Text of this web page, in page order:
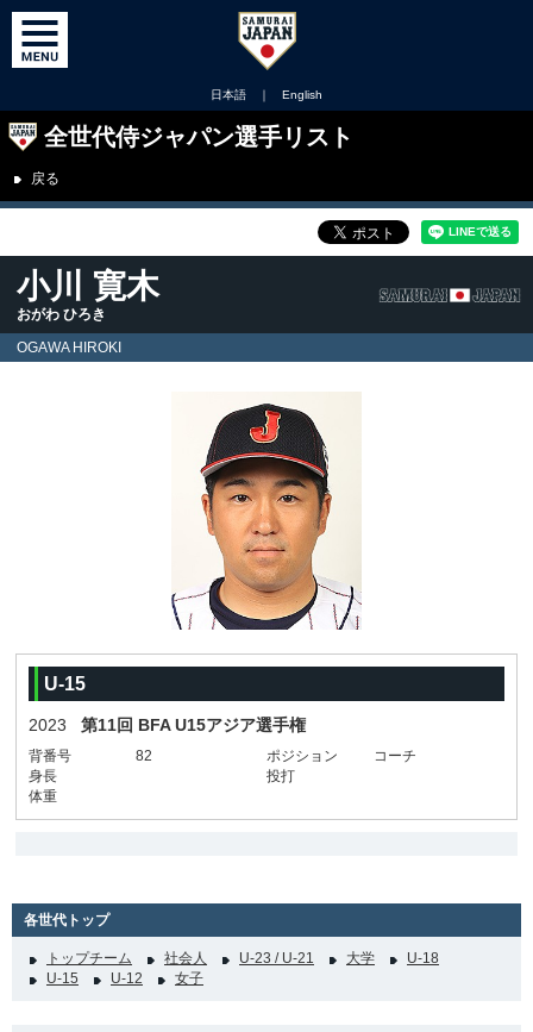
日本語 ｜ English
全世代侍ジャパン選手リスト
戻る
小川 寛木
おがわ ひろき
OGAWA HIROKI
U-15
2023 第11回 BFA U15アジア選手権
背番号 82 ポジション
コーチ
身長
投打
体重
各世代トップ
トップチーム 社会人 U-23 / U-21 大学
U-18
U-15
U-12 女子